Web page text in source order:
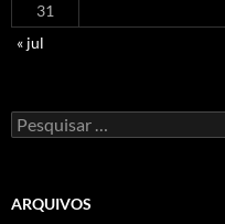
31
« jul
Pesquisar
por:
ARQUIVOS